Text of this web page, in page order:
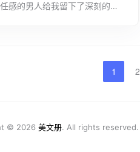
感的男人给我留下了深刻的影
1 2
© 2026 美文册. All rights reserved.